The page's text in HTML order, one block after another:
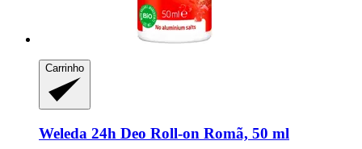
Carrinho
Weleda 24h Deo Roll-​on Romã, 50 ml